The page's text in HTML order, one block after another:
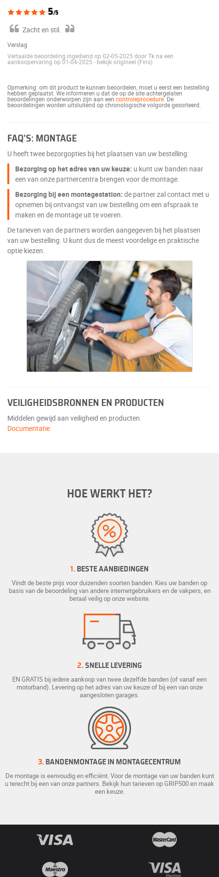
5/5
Zacht en stil.
Verslag
Vertaalde beoordeling ingediend op 02-05-2025 door Tk na een
aankoopervaring op 01-04-2025 - bekijk origineel (Fins)
Opmerking: om dit product te kunnen beoordelen, moet u eerst een bestelling
hebben geplaatst. We informeren u dat de op de site achtergelaten
beoordelingen onderworpen zijn aan een controleprocedure. De
beoordelingen worden uitsluitend op chronologische volgorde gesorteerd.
FAQ’S: MONTAGE
U heeft twee bezorgopties bij het plaatsen van uw bestelling:
Bezorging op het adres van uw keuze: u kunt uw banden naar
een van onze partnercentra brengen voor de montage.
Bezorging bij een montagestation: de partner zal contact met u
opnemen bij ontvangst van uw bestelling om een afspraak te
maken en de montage uit te voeren.
De tarieven van de partners worden aangegeven bij het plaatsen
van uw bestelling. U kunt dus de meest voordelige en praktische
optie kiezen.
VEILIGHEIDSBRONNEN EN PRODUCTEN
Middelen gewijd aan veiligheid en producten.
Documentatie
HOE WERKT HET?
1. BESTE AANBIEDINGEN
Vindt de beste prijs voor duizenden soorten banden. Kies uw banden op
basis van de beoordeling van andere internetgebruikers en de vakpers, en
betaal veilig op onze website.
2. SNELLE LEVERING
EN GRATIS bij iedere aankoop van twee dezelfde banden (of vanaf een
motorband). Levering op het adres van uw keuze of bij een van onze
aangesloten garages.
3. BANDENMONTAGE IN MONTAGECENTRUM
De montage is eenvoudig en efficiënt. Voor de montage van uw banden kunt
u terecht bij een van onze partners. Bekijk hun tarieven op GRIP500 en maak
een keuze.